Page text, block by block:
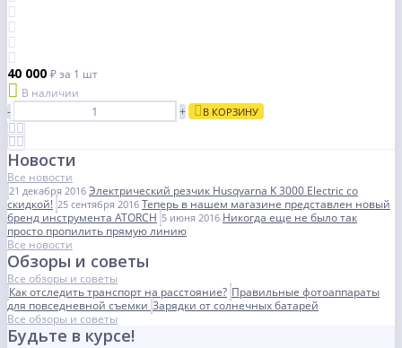
40 000 ₽за 1 шт
В наличии
-
+ В КОРЗИНУ
Новости
Все новости
21 декабря 2016 Электрический резчик Husqvarna K 3000 Electric со
скидкой! 25 сентября 2016 Теперь в нашем магазине представлен новый
бренд инструмента ATORCH 5 июня 2016 Никогда еще не было так
просто пропилить прямую линию
Все новости
Обзоры и советы
Все обзоры и советы
Как отследить транспорт на расстояние? Правильные фотоаппараты
для повседневной съемки Зарядки от солнечных батарей
Все обзоры и советы
Будьте в курсе!